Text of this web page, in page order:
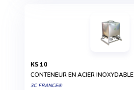
KS 10
CONTENEUR EN ACIER INOXYDABLE
3C FRANCE®